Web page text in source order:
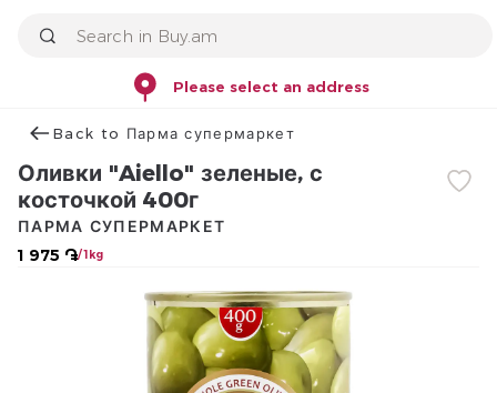
Please select an address
Back to Парма супермаркет
Оливки "Aiello" зеленые, с
косточкой 400г
1 975 ֏/ 1kg
ПАРМА СУПЕРМАРКЕТ